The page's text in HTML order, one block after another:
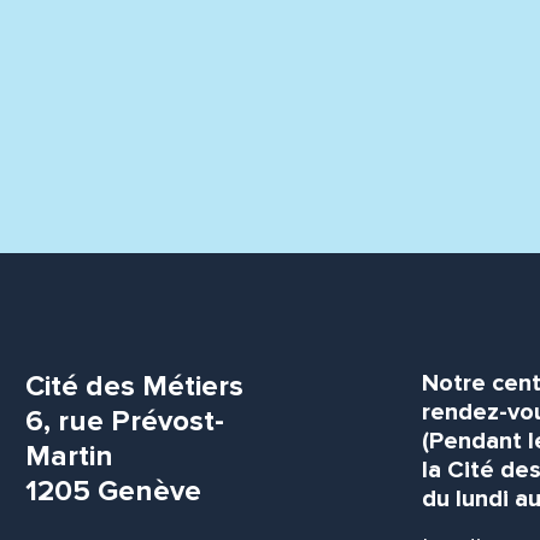
Cité des Métiers
6, rue Prévost-
Martin
1205 Genève
Notre
rendez-
(Pendant
la Cité
du lundi